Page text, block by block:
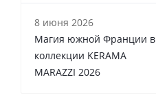
8 июня 2026
Магия южной Франции в
коллекции KERAMA
MARAZZI 2026